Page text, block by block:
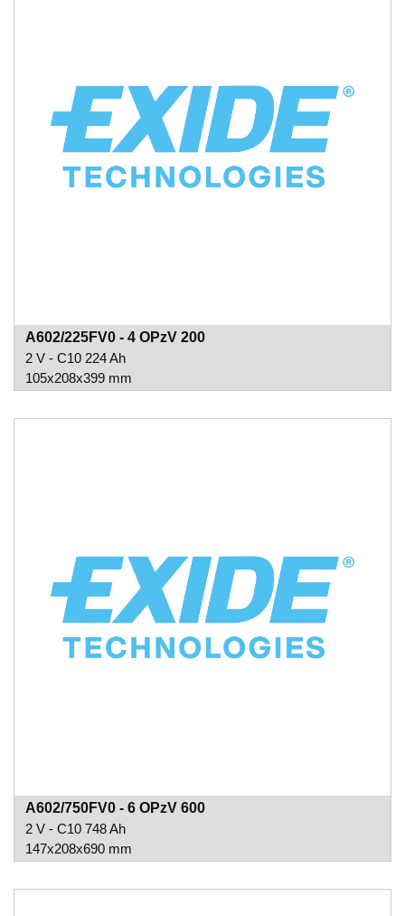
A602/225FV0 - 4 OPzV 200
2 V - C10 224 Ah
105x208x399 mm
A602/750FV0 - 6 OPzV 600
2 V - C10 748 Ah
147x208x690 mm